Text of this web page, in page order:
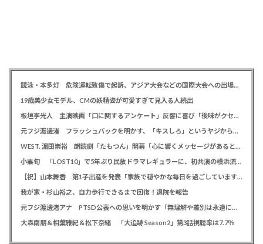
競泳・本多灯 危険運転致傷で起訴、アジア大会などの国際大会への出場を辞退
19歳美少女モデル、CMの妖精姿が可愛すぎて見入る人続出
板垣李光人 主演映画「口に関するアンケート」反響に喜び「後味がクセになる、と」
元フジ渡邊渚 フラッシュバックを明かす、「キスしろ」というヤジからパニックに… 「1人の人間の人生に、当たり前の生活を奪った人が全て悪い」
WEST. 濵田崇裕 朗読劇「たもつん」開幕「心に響くメッセージがあると感じています」
小栗旬 「LOST10」で5年ぶり民放ドラマレギュラーに、初共演の横浜流星とバディ役「もう最高です」
【祝】山本舞香 第1子出産を発表「家族で穏やかな毎日を過ごしています」、夫はマイファスHiro
我が家・杉山裕之、自力歩行できるまで回復！退院を報告
元フジ渡邊渚アナ PTSD公表への思いを明かす「無理解や差別は永遠に変わらない」「同じ病気になったことのない人間にはわからない」
大森南朋＆相葉雅紀＆松下奈緒 「大追跡 Season2」第3話視聴率は7.7％